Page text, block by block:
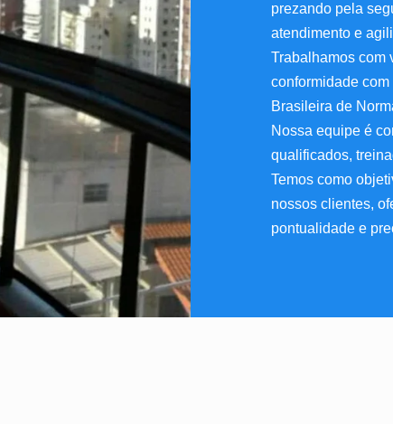
prezando pela
atendimento e
Trabalhamos com
conformidade
Brasileira de
Nossa equipe é
qualificados,
Temos como
nossos clientes,
pontualidade e